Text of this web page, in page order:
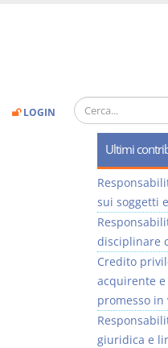
LOGIN
Ultimi
sui soggetti
disciplinare
Credito
acquirente
promesso in
giuridica e